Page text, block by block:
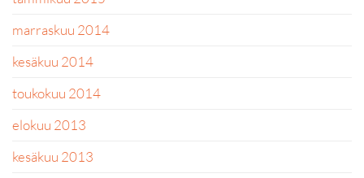
marraskuu 2014
kesäkuu 2014
toukokuu 2014
elokuu 2013
kesäkuu 2013